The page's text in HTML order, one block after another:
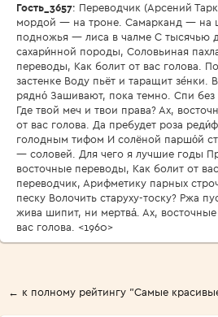
Гость_3657: Переводчик (Арсений
мордой — на троне. Самарканд — на
подножья — лиса в чалме С тысячью
сахари́нной породы, Соловьиная
переводы, Как болит от вас голова.
застенке Воду пьёт и таращит зе́нки.
рядно́ Зашивают, пока темно. Спи
Где твой меч и твои права? Ах,
от вас голова. Да пребудет роза
голодным тифом И солёной паршо́й
— соловей. Для чего я лучшие годы
восточные переводы, Как болит от
переводчик, Арифметику парных
песку Волочить старуху-тоску? Ржа
жива шипит, ни мертва́. Ах,
вас голова. <1960>
← к полному рейтингу "Самые